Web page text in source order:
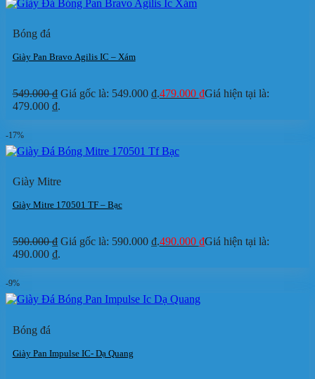
Bóng đá
Giày Pan Bravo Agilis IC – Xám
549.000₫ Giá gốc là: 549.000 ₫.479.000 ₫Giá hiện tại là:
479.000 ₫.
-17%
Giày Mitre
Giày Mitre 170501 TF – Bạc
590.000₫ Giá gốc là: 590.000 ₫.490.000 ₫Giá hiện tại là:
490.000 ₫.
-9%
Bóng đá
Giày Pan Impulse IC- Dạ Quang